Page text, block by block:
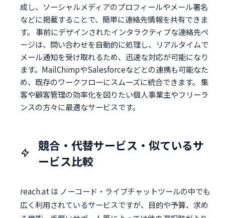
成し、ソーシャルメディアのプロフィールやメール署名
などに掲載することで、簡単に連絡先情報を共有できま
す。 事前にデザインされたインタラクティブな連絡先ペ
ージは、問い合わせを自動的に処理し、リアルタイムで
メール通知を受け取れるため、迅速な対応が可能になり
ます。MailChimpやSalesforceなどとの連携も可能なた
め、既存のワークフローにスムーズに統合できます。 集
客や顧客管理の効率化を図りたい個人事業主やフリーラ
ンスの方々に最適なサービスです。
競合・代替サービス・似ているサ
ービス比較
reach.at は ノーコード・ライブチャットツールの中でも
広く利用されているサービスですが、目的や予算、求め